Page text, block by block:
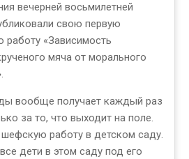
вечерней восьмилетней
свою первую
работу «Зависимость
мяча от морального
вообще получает каждый раз
за то, что выходит на поле.
работу в детском саду.
дети в этом саду под его